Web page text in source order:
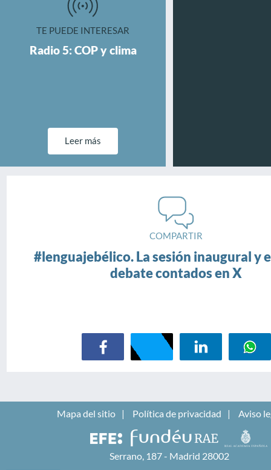
TE PUEDE INTERESAR
Radio 5: COP y clima
Leer más
COMPARTIR
#lenguajebélico. La sesión inaugural y
debate contados en X
Mapa del sitio Política de privacidad Aviso
Serrano, 187 - Madrid 28002